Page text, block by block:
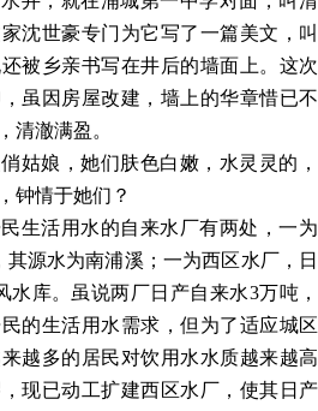
沈世豪专门为它写了一篇美文，叫
还被乡亲书写在井后的墙面上。这次
虽因房屋改建，墙上的华章惜已不
清澈满盈。
姑娘，她们肤色白嫩，水灵灵的，
钟情于她们？
生活用水的自来水厂有两处，一为
其源水为南浦溪；一为西区水厂，日
水库。虽说两厂日产自来水3万吨，
的生活用水需求，但为了适应城区
越多的居民对饮用水水质越来越高
现已动工扩建西区水厂，使其日产